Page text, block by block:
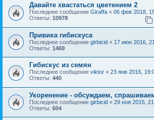
Давайте хвастаться цветением 2
Последнее сообщение Giraffa « 06 фев 2018,
Ответы: 10978
Привика гибискуса
Последнее сообщение girbicid « 17 июн 2016,
Ответы: 1469
Гибискус из семян
Последнее сообщение viktor « 23 янв 2016,
Ответы: 440
Укоренение - обсуждаем,
Последнее сообщение girbicid « 29 ноя 2015,
Ответы: 604